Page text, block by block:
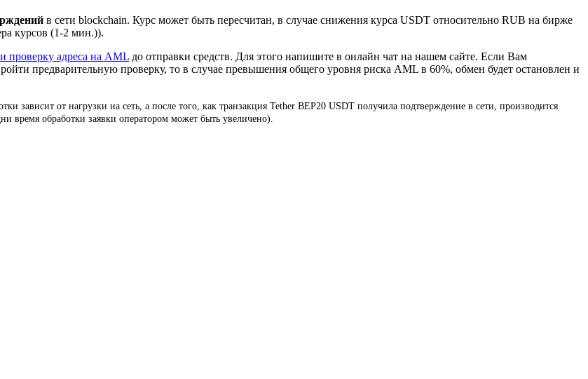
в сети blockchain. Курс может быть пересчитан, в случае снижения курса USDT относительно RUB на бирже
курсов (1-2 мин.)).
проверку адреса на AML до отправки средств. Для этого напишите в онлайн чат на нашем сайте. Если Вам
предварительную проверку, то в случае превышения общего уровня риска AML в 60%, обмен будет остановлен и
зависит от нагрузки на сеть, а после того, как транзакция Tether BEP20 USDT получила подтверждение в сети, производится
время обработки заявки оператором может быть увеличено).